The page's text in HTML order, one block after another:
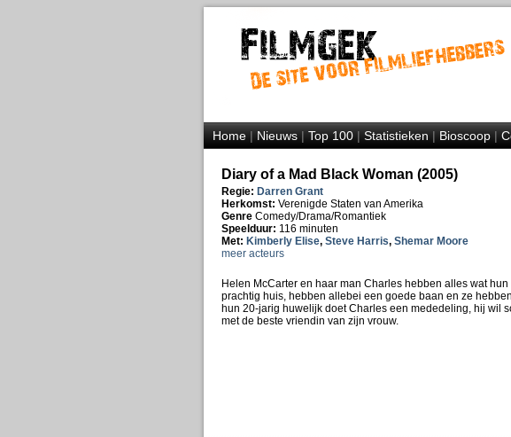
Home|Nieuws|Top 100|Statistieken|Bioscoop|
Diary of a Mad Black Woman (2005)
Regie: Darren Grant
Herkomst: Verenigde Staten van Amerika
Genre Comedy/Drama/Romantiek
Speelduur: 116 minuten
Met: Kimberly Elise, Steve Harris, Shemar Moore
meer acteurs
Helen McCarter en haar man Charles hebben alles wat
prachtig huis, hebben allebei een goede baan en ze
hun 20-jarig huwelijk doet Charles een mededeling, hij wil
met de beste vriendin van zijn vrouw.